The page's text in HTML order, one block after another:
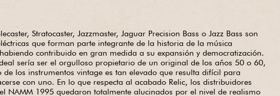
Stratocaster, Jazzmaster, Jaguar Precision Bass o Jazz Bass son
que forman parte integrante de la historia de la música
contribuido en gran medida a su expansión y democratización.
sería ser el orgulloso propietario de un original de los años 50 o 60,
de los instrumentos vintage es tan elevado que resulta difícil para
con uno. En lo que respecta al acabado Relic, los distribuidores
NAMM 1995 quedaron totalmente alucinados por el nivel de realismo